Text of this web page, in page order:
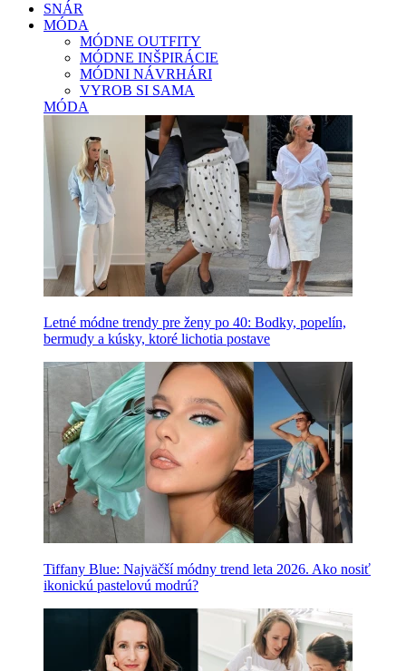
SNÁR
MÓDA
MÓDNE OUTFITY
MÓDNE INŠPIRÁCIE
MÓDNI NÁVRHÁRI
VYROB SI SAMA
MÓDA
Letné módne trendy pre ženy po 40: Bodky, popelín,
bermudy a kúsky, ktoré lichotia postave
Tiffany Blue: Najväčší módny trend leta 2026. Ako nosiť
ikonickú pastelovú modrú?